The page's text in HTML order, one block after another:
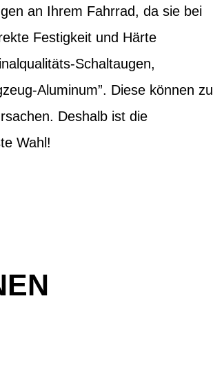
an Ihrem Fahrrad, da sie bei
Festigkeit und Härte
Schaltaugen,
Aluminum”. Diese können zu
Deshalb ist die
Wahl!